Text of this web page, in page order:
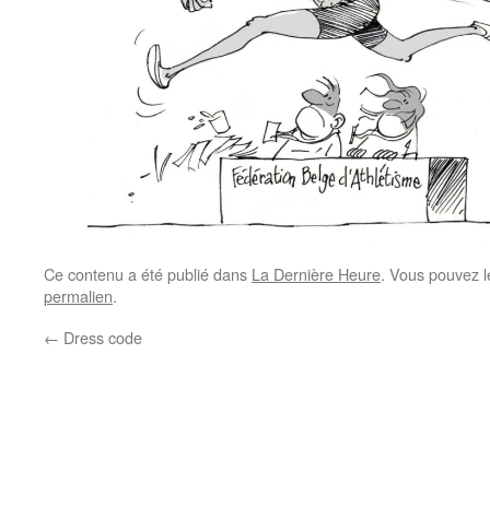
Ce contenu a été publié dans La Dernière Heure. Vous pouvez
permalien.
← Dress code